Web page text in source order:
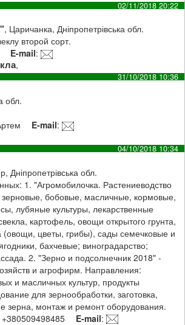
02/11/2018 20:22
, Царичанка, Дніпропетрівська обл.
второй сорт.
E-mail:
,
31/10/2018 10:36
обл.
E-mail:
04/10/2018 10:34
Дніпропетрівська обл.
1. "Агромобилочка. Растениеводство
бобовые, масличные, кормовые,
лубяные культуры, лекарственные
картофель, овощи открытого грунта,
(овощи, цветы, грибы), сады семечковые и
бахчевые; виноградарство;
2. "Зерно и подсолнечник 2018" -
и агрофирм. Направления:
и масличных культур, продукты
для зернообработки, заготовка,
зерна, монтаж и ремонт оборудования.
E-mail: